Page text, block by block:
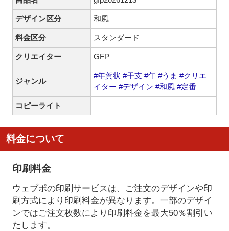
デザイン区分 和風
料金区分 スタンダード
クリエイター GFP
ジャンル
#年賀状 #干支 #午 #うま #クリエ
イター #デザイン #和風 #定番
コピーライト
料金について
印刷料金
ウェブポの印刷サービスは、ご注文のデザインや印
刷方式により印刷料金が異なります。一部のデザイ
ンではご注文枚数により印刷料金を最大50％割引い
たします。